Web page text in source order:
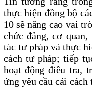
thực hiện đồng bộ
10 sẽ nâng cao vai
chức đảng, cơ
tác tư pháp và thực
cách tư pháp; tiếp
hoạt động điều tra,
ứng yêu cầu cải